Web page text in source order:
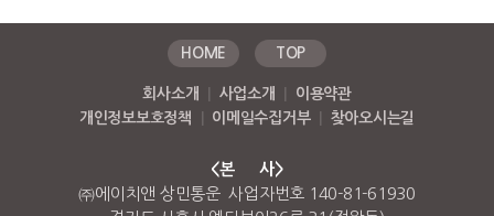
HOME TOP
회사소개 사업소개
이용약관
개인정보보호정책
이메일수집거부 찾아오시는길
<본 사>
㈜에이치앤 상민통운 사업자번호 140-81-61930